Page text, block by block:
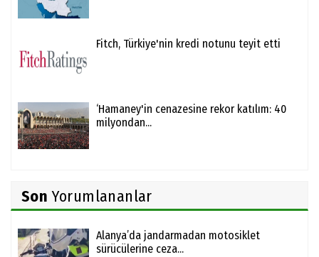
Fitch, Türkiye'nin kredi notunu teyit etti
‘Hamaney'in cenazesine rekor katılım: 40
milyondan...
Son Yorumlananlar
Alanya’da jandarmadan motosiklet
sürücülerine ceza...